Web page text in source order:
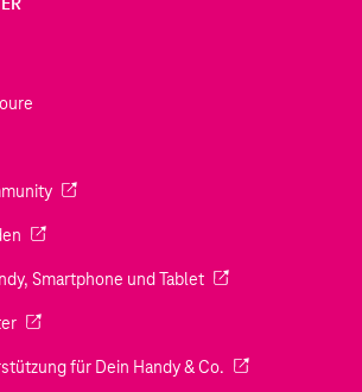
neuen Tab geöffnet)
(Wird in einem neuen Tab geöffnet)
(Wird in einem neuen Tab geöffnet)
Smartphone und Tablet(Wird in einem
(Wird in einem neuen Tab geöffnet)
für Dein Handy & Co. (Wird in einem